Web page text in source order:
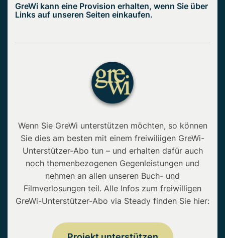
GreWi kann eine Provision erhalten, wenn Sie über
Links auf unseren Seiten einkaufen.
Wenn Sie GreWi unterstützen möchten, so können
Sie dies am besten mit einem freiwiliigen GreWi-
Unterstützer-Abo tun – und erhalten dafür auch
noch themenbezogenen Gegenleistungen und
nehmen an allen unseren Buch- und
Filmverlosungen teil. Alle Infos zum freiwilligen
GreWi-Unterstützer-Abo via Steady finden Sie hier: